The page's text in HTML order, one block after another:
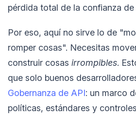
pérdida total de la confianza
Por eso, aquí no sirve lo de
romper cosas". Necesitas
construir cosas irrompibles.
que solo buenos
Gobernanza de API: un marco
políticas, estándares y